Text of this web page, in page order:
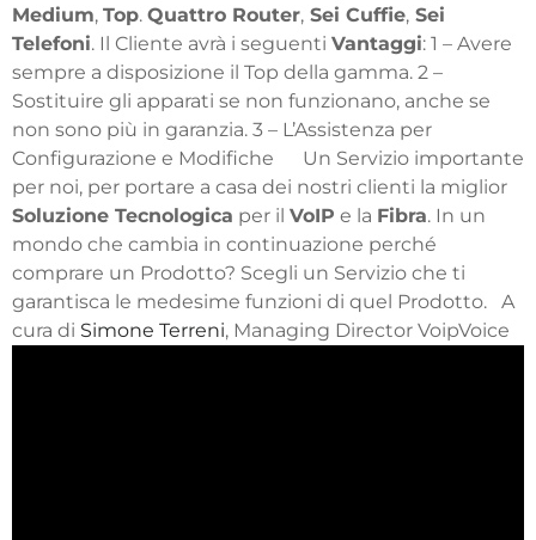
Medium, Top. Quattro Router, Sei Cuffie, Sei
Telefoni. Il Cliente avrà i seguenti Vantaggi: 1 – Avere
sempre a disposizione il Top della gamma. 2 –
Sostituire gli apparati se non funzionano, anche se
non sono più in garanzia. 3 – L’Assistenza per
Configurazione e Modifiche
Un Servizio importante
per noi, per portare a casa dei nostri clienti la miglior
Soluzione Tecnologica per il VoIP e la Fibra. In un
mondo che cambia in continuazione perché
comprare un Prodotto? Scegli un Servizio che ti
garantisca le medesime funzioni di quel Prodotto. A
cura di Simone Terreni, Managing Director VoipVoice